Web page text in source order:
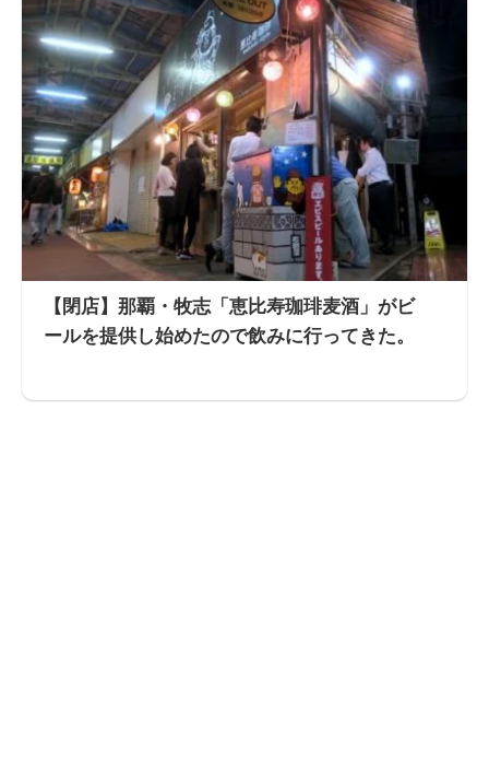
【閉店】那覇・牧志「恵比寿珈琲麦酒」がビ
ールを提供し始めたので飲みに行ってきた。